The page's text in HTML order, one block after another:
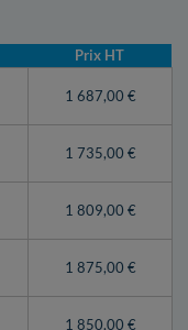
Prix HT
1 687,00 €
1 735,00 €
1 809,00 €
1 875,00 €
1 850,00 €